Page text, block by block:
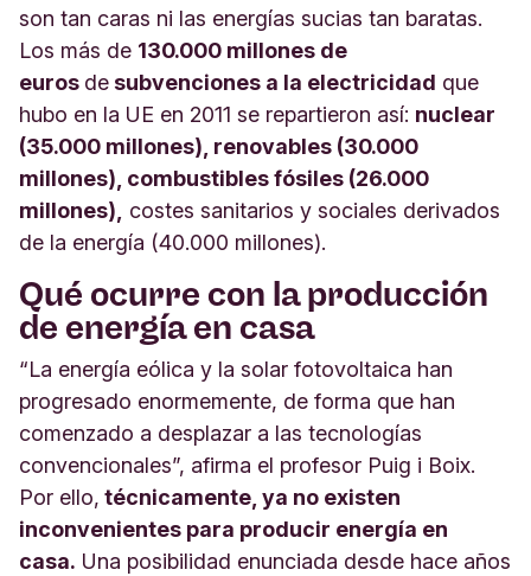
son tan caras ni las energías sucias tan baratas.
Los más de 130.000 millones de
euros de subvenciones a la electricidad que
hubo en la UE en 2011 se repartieron así: nuclear
(35.000 millones), renovables (30.000
millones), combustibles fósiles (26.000
millones), costes sanitarios y sociales derivados
de la energía (40.000 millones).
Qué ocurre con la producción
de energía en casa
“La energía eólica y la solar fotovoltaica han
progresado enormemente, de forma que han
comenzado a desplazar a las tecnologías
convencionales”, afirma el profesor Puig i Boix.
Por ello, técnicamente, ya no existen
inconvenientes para producir energía en
casa. Una posibilidad enunciada desde hace años